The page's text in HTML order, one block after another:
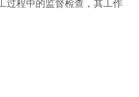
过程中的监督检查，其工作